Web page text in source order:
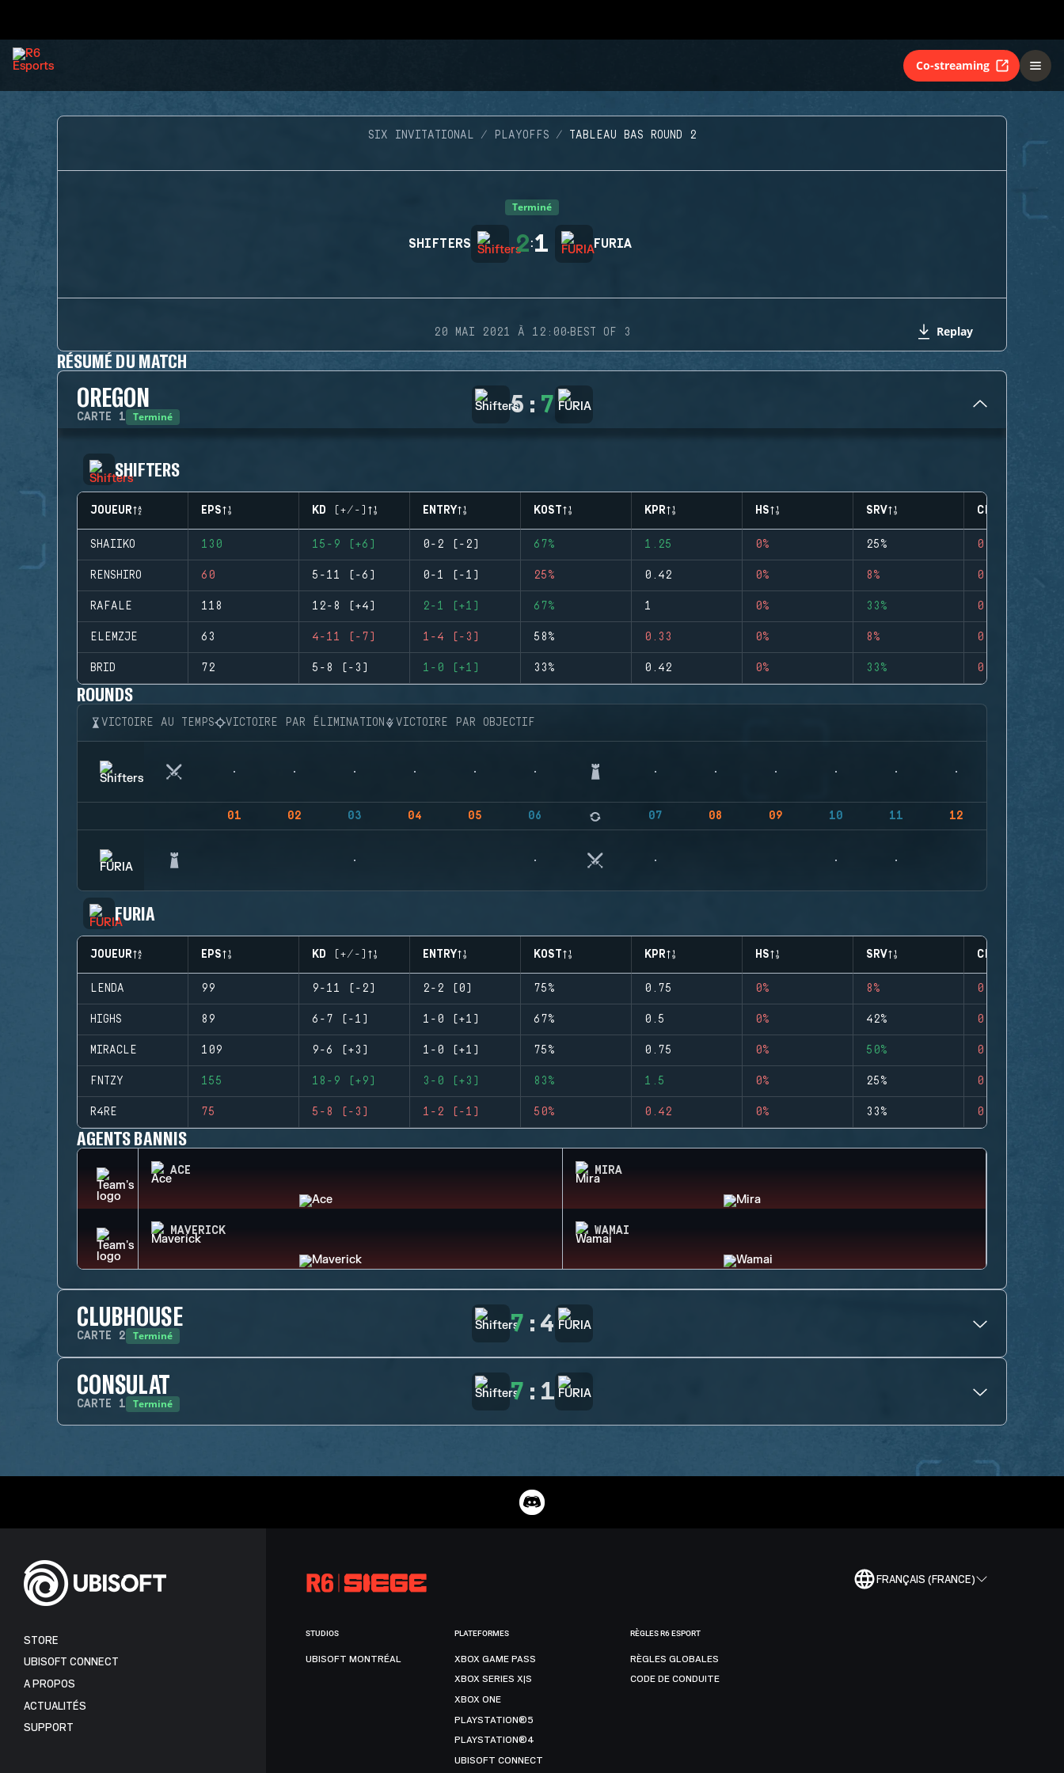
Co-streaming
SIX INVITATIONAL PLAYOFFS TABLEAU BAS ROUND 2
Terminé
SHIFTERS 2:1 FURIA
20 MAI 2021 À 12:00·BEST OF 3 Replay
RÉSUMÉ DU MATCH
OREGON
CARTE 1 Terminé 5 : 7
SHIFTERS
JOUEUR EPS KD (+/-) ENTRY KOST KPR HS SRV CLUTCHES
SHAIIKO 130 15-9 (+6) 0-2 (-2) 67% 1.25 0% 25% 0
RENSHIRO 60 5-11 (-6) 0-1 (-1) 25% 0.42 0% 8% 0
RAFALE 118 12-8 (+4) 2-1 (+1) 67% 1 0% 33% 0
ELEMZJE 63 4-11 (-7) 1-4 (-3) 58% 0.33 0% 8% 0
BRID 72 5-8 (-3) 1-0 (+1) 33% 0.42 0% 33% 0
ROUNDS
VICTOIRE AU TEMPS VICTOIRE PAR ÉLIMINATION VICTOIRE PAR OBJECTIF
01 02 03 04 05 06 07 08 09 10 11 12
FURIA
JOUEUR EPS KD (+/-) ENTRY KOST KPR HS SRV CLUTCHES
LENDA 99 9-11 (-2) 2-2 (0) 75% 0.75 0% 8% 0
HIGHS 89 6-7 (-1) 1-0 (+1) 67% 0.5 0% 42% 0
MIRACLE 109 9-6 (+3) 1-0 (+1) 75% 0.75 0% 50% 0
FNTZY 155 18-9 (+9) 3-0 (+3) 83% 1.5 0% 25% 0
R4RE 75 5-8 (-3) 1-2 (-1) 50% 0.42 0% 33% 0
AGENTS BANNIS
ACE MIRA
MAVERICK WAMAI
CLUBHOUSE
CARTE 2 Terminé 7 : 4
CONSULAT
CARTE 1 Terminé 7 : 1
FRANÇAIS (FRANCE)
STORE
UBISOFT CONNECT
A PROPOS
ACTUALITÉS
SUPPORT
STUDIOS
UBISOFT MONTRÉAL
PLATEFORMES
XBOX GAME PASS
XBOX SERIES X|S
XBOX ONE
PLAYSTATION®5
PLAYSTATION®4
UBISOFT CONNECT
RÈGLES R6 ESPORT
RÈGLES GLOBALES
CODE DE CONDUITE